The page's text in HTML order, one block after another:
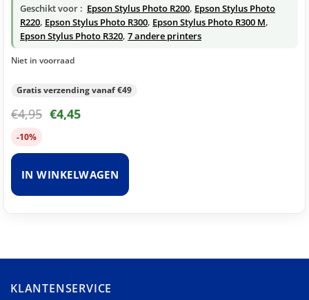
Geschikt voor : Epson Stylus Photo R200, Epson Stylus Photo
R220, Epson Stylus Photo R300, Epson Stylus Photo R300 M,
Epson Stylus Photo R320, 7 andere printers
Niet in voorraad
Gratis verzending vanaf €49
€4,95 €4,45
-10%
IN WINKELWAGEN
KLANTENSERVICE